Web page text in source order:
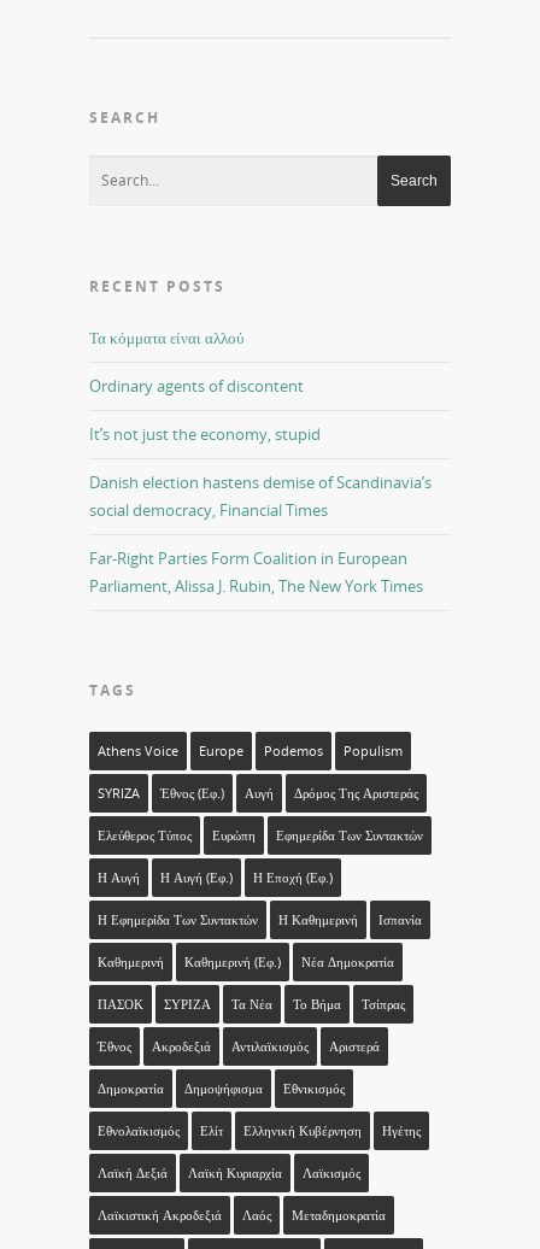
SEARCH
RECENT POSTS
Τα κόμματα είναι αλλού
Ordinary agents of discontent
It’s not just the economy, stupid
Danish election hastens demise of Scandinavia’s
social democracy, Financial Times
Far-Right Parties Form Coalition in European
Parliament, Alissa J. Rubin, The New York Times
TAGS
Athens Voice Europe Podemos Populism
SYRIZA Έθνος (εφ.) Αυγή Δρόμος Της Αριστεράς
Ελεύθερος Τύπος Ευρώπη Εφημερίδα Των Συντακτών
Η Αυγή Η Αυγή (εφ.) Η Εποχή (εφ.)
Η Εφημερίδα Των Συντακτών Η Καθημερινή Ισπανία
Καθημερινή Καθημερινή (εφ.) Νέα Δημοκρατία
ΠΑΣΟΚ ΣΥΡΙΖΑ Τα Νέα Το Βήμα Τσίπρας
Έθνος Ακροδεξιά Αντιλαϊκισμός Αριστερά
Δημοκρατία Δημοψήφισμα Εθνικισμός
Εθνολαϊκισμός Ελίτ Ελληνική Κυβέρνηση Ηγέτης
Λαϊκή Δεξιά Λαϊκή Κυριαρχία Λαϊκισμός
Λαϊκιστική Ακροδεξιά Λαός Μεταδημοκρατία